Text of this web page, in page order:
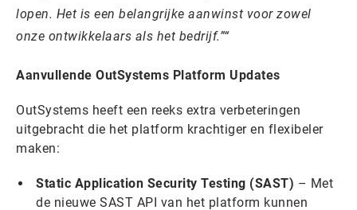
lopen. Het is een belangrijke aanwinst voor zowel
onze ontwikkelaars als het bedrijf.”
Aanvullende OutSystems Platform Updates
OutSystems heeft een reeks extra verbeteringen
uitgebracht die het platform krachtiger en flexibeler
maken:
Static Application Security Testing (SAST) – Met
de nieuwe SAST API van het platform kunnen